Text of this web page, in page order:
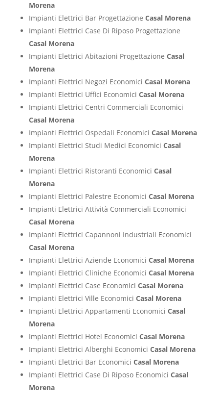
Morena
Impianti Elettrici Bar Progettazione Casal Morena
Impianti Elettrici Case Di Riposo Progettazione
Casal Morena
Impianti Elettrici Abitazioni Progettazione Casal
Morena
Impianti Elettrici Negozi Economici Casal Morena
Impianti Elettrici Uffici Economici Casal Morena
Impianti Elettrici Centri Commerciali Economici
Casal Morena
Impianti Elettrici Ospedali Economici Casal Morena
Impianti Elettrici Studi Medici Economici Casal
Morena
Impianti Elettrici Ristoranti Economici Casal
Morena
Impianti Elettrici Palestre Economici Casal Morena
Impianti Elettrici Attività Commerciali Economici
Casal Morena
Impianti Elettrici Capannoni Industriali Economici
Casal Morena
Impianti Elettrici Aziende Economici Casal Morena
Impianti Elettrici Cliniche Economici Casal Morena
Impianti Elettrici Case Economici Casal Morena
Impianti Elettrici Ville Economici Casal Morena
Impianti Elettrici Appartamenti Economici Casal
Morena
Impianti Elettrici Hotel Economici Casal Morena
Impianti Elettrici Alberghi Economici Casal Morena
Impianti Elettrici Bar Economici Casal Morena
Impianti Elettrici Case Di Riposo Economici Casal
Morena